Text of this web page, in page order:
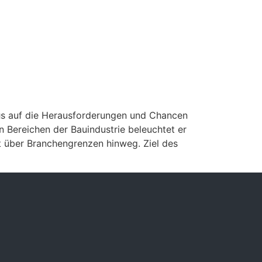
auf die Herausforderungen und Chancen
Bereichen der Bauindustrie beleuchtet er
Branchengrenzen hinweg. Ziel des